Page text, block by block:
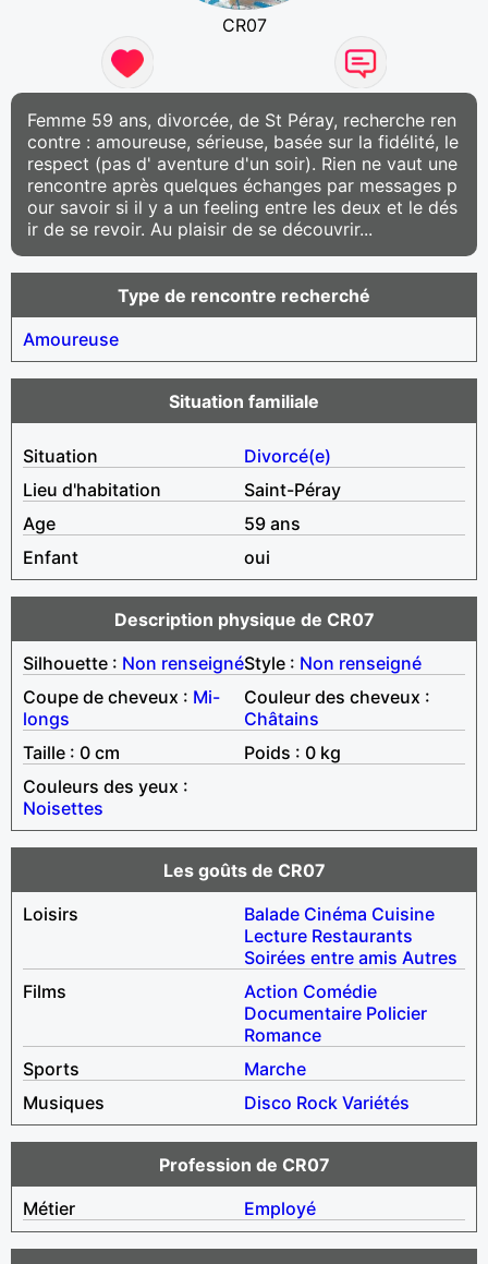
CR07
Femme 59 ans, divorcée, de St Péray, recherche ren
contre : amoureuse, sérieuse, basée sur la fidélité, le
respect (pas d' aventure d'un soir). Rien ne vaut une
rencontre après quelques échanges par messages p
our savoir si il y a un feeling entre les deux et le dés
ir de se revoir. Au plaisir de se découvrir...
Type de rencontre recherché
Amoureuse
Situation familiale
Situation
Divorcé(e)
Lieu d'habitation
Saint-Péray
Age
59 ans
Enfant
oui
Description physique de CR07
Silhouette : Non renseignéStyle : Non renseigné
Coupe de cheveux : Mi-
longs
Couleur des cheveux :
Châtains
Taille : 0 cm
Poids : 0 kg
Couleurs des yeux :
Noisettes
Les goûts de CR07
Loisirs
Balade Cinéma Cuisine
Lecture Restaurants
Soirées entre amis Autres
Films
Action Comédie
Documentaire Policier
Romance
Sports
Marche
Musiques
Disco Rock Variétés
Profession de CR07
Métier
Employé